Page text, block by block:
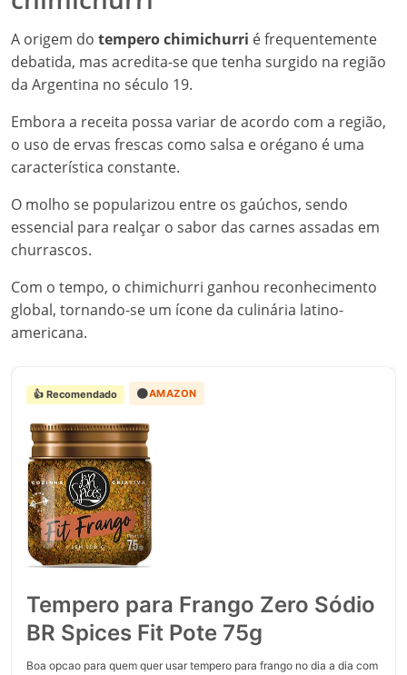
A origem do tempero chimichurri é frequentemente
debatida, mas acredita-se que tenha surgido na região
da Argentina no século 19.
Embora a receita possa variar de acordo com a região,
o uso de ervas frescas como salsa e orégano é uma
característica constante.
O molho se popularizou entre os gaúchos, sendo
essencial para realçar o sabor das carnes assadas em
churrascos.
Com o tempo, o chimichurri ganhou reconhecimento
global, tornando-se um ícone da culinária latino-
americana.
👍 Recomendado 🟠AMAZON
Tempero para Frango Zero Sódio
BR Spices Fit Pote 75g
Boa opcao para quem quer usar tempero para frango no dia a dia com